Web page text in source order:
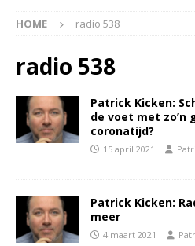
HOME radio 538
radio 538
Patrick Kicken:
de voet met zo’n
coronatijd?
15 april 2021
Patrick Kicken:
meer
4 maart 2021